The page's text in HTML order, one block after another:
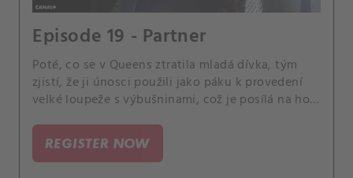
Episode 19 - Partner
Poté, co se v Queens ztratila mladá dívka, tým
zjistí, že ji únosci použili jako páku k provedení
velké loupeže s výbušninami, což je posílá na hon
mezitím začnou pracovat na svých základech jako
partneři.
REGISTER NOW